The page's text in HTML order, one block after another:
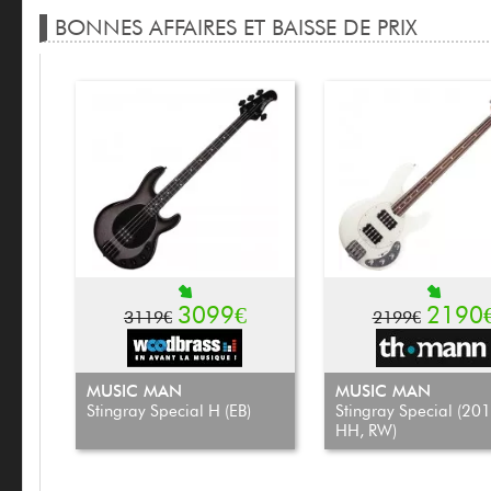
BONNES AFFAIRES ET BAISSE DE PRIX
3119€ 3099€
MUSIC MAN
Stingray Special H (EB)
2199€
MUSIC MAN
Stingray Special
HH, RW)